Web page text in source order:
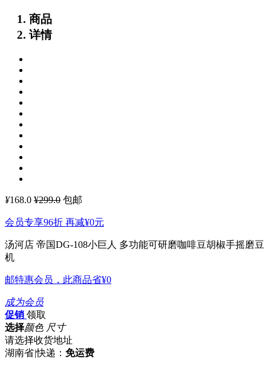
商品
详情
¥168.0 ¥299.0 包邮
会员专享96折 再减¥0元
汤河店 帝国DG-108小巨人 多功能可研磨咖啡豆胡椒手摇磨豆
机
邮特惠会员，此商品省¥0
成为会员
促销 领取
选择颜色 尺寸
请选择收货地址
湖南省|快递： 免运费